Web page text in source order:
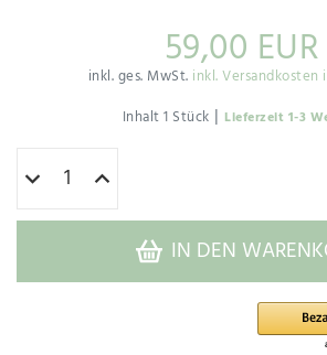
59,00 EUR
inkl. ges. MwSt. inkl. Versandkosten
Inhalt1 Stück | Lieferzeit 1-3
IN DEN